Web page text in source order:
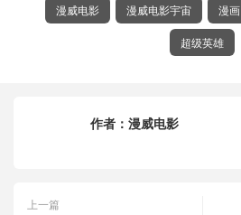
漫威电影 漫威电影宇宙 漫画
超级英雄
作者： 漫威电影
上一篇